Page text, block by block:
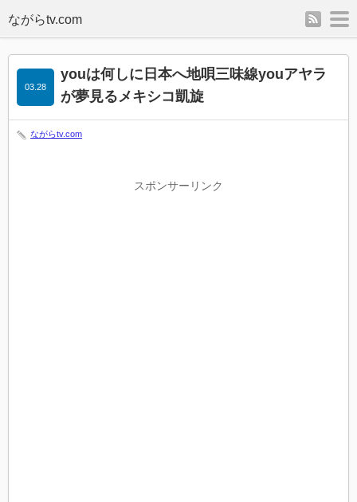
rss
youは何しに日本へ地唄三味線youアヤラ
が夢見るメキシコ凱旋
03.28
ながらtv.com
スポンサーリンク